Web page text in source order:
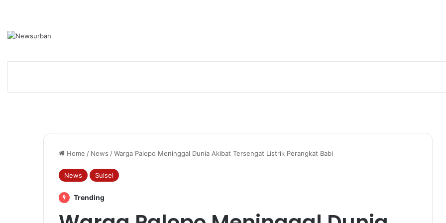
Home / News /Warga Palopo Meninggal Dunia Akibat Tersengat Listrik Perangkat Babi
News Sulsel
Trending